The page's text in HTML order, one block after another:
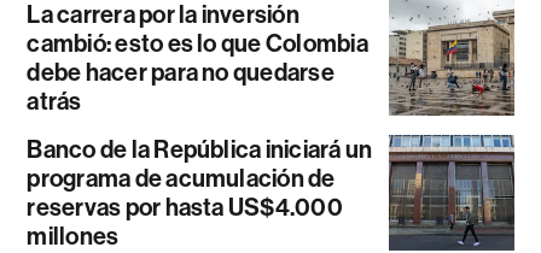
La carrera por la inversión
cambió: esto es lo que Colombia
debe hacer para no quedarse
atrás
Banco de la República iniciará un
programa de acumulación de
reservas por hasta US$4.000
millones